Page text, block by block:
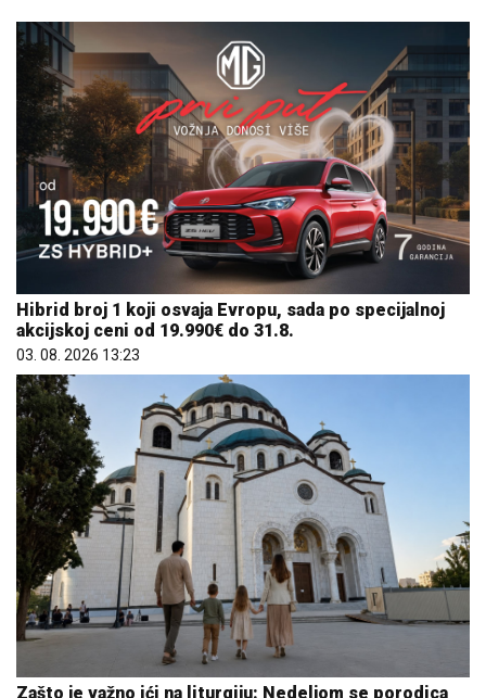
Hibrid broj 1 koji osvaja Evropu, sada po specijalnoj
akcijskoj ceni od 19.990€ do 31.8.
03. 08. 2026 13:23
Zašto je važno ići na liturgiju: Nedeljom se porodica